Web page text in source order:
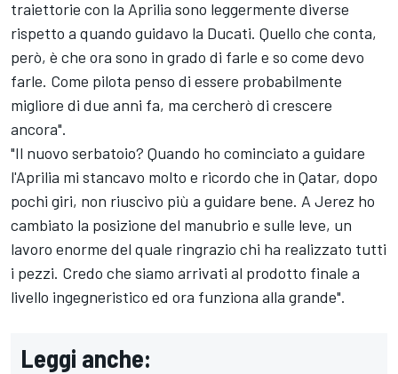
traiettorie con la Aprilia sono leggermente diverse
rispetto a quando guidavo la Ducati. Quello che conta,
però, è che ora sono in grado di farle e so come devo
farle. Come pilota penso di essere probabilmente
migliore di due anni fa, ma cercherò di crescere
ancora".
"Il nuovo serbatoio? Quando ho cominciato a guidare
l'Aprilia mi stancavo molto e ricordo che in Qatar, dopo
pochi giri, non riuscivo più a guidare bene. A Jerez ho
cambiato la posizione del manubrio e sulle leve, un
lavoro enorme del quale ringrazio chi ha realizzato tutti
i pezzi. Credo che siamo arrivati al prodotto finale a
livello ingegneristico ed ora funziona alla grande".
Leggi anche: